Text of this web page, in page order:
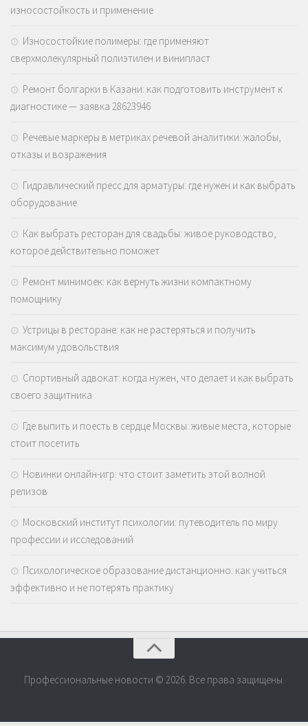
износостойкость и применение
Износостойкие полимеры: где применяют
сверхмолекулярный полиэтилен и винипласт
Ремонт болгарки в Казани: как подготовить инструмент к
диагностике — заявка 28623946
Речевые маркеры в метриках речевой аналитики: жалобы,
отказы и возражения
Гидравлический пресс для арматуры: где нужен и как выбрать
оборудование
Как выбрать ресторан для свадьбы: живое руководство,
которое действительно поможет
Ремонт минимоек: как вернуть жизни компактному
помощнику
Устрицы в ресторане: как не растеряться и получить
максимум удовольствия
Спортивный адвокат: когда нужен, что делает и как выбрать
своего защитника
Где выпить и поесть в сердце Москвы: живые места, которые
стоит посетить
Новинки онлайн-игр: что стоит заметить этой волной
релизов
Московский институт психологии: путеводитель по миру
профессии и исследований
Психологическое образование дистанционно: как учиться
эффективно и не потерять практику
Профессиональные новости © 2026. Все права защищены.